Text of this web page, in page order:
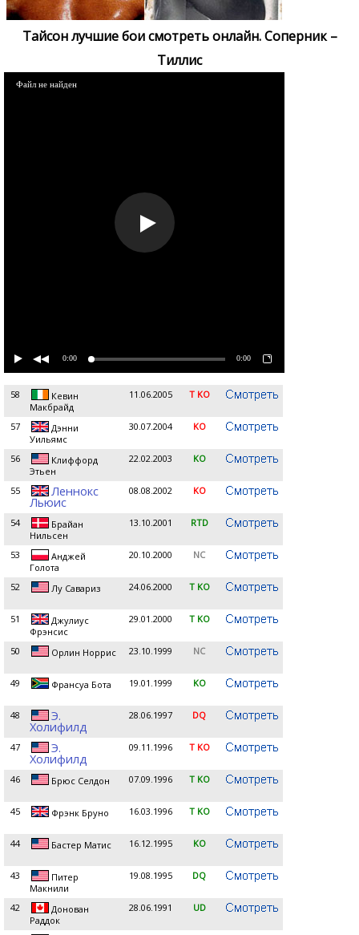
Тайсон лучшие бои смотреть онлайн. Соперник –
Тиллис
Файл не найден
0:00 0:00
58
Кевин
Макбрайд
11.06.2005 T KO
57
Дэнни
Уильямс
30.07.2004 KO
56
Клиффорд
Этьен
22.02.2003 KO
55 Леннокс
Льюис
08.08.2002 KO
54
Брайан
Нильсен
13.10.2001 RTD
53
Анджей
Голота
20.10.2000 NC
52 Лу Савариз 24.06.2000 T KO
51
Джулиус
Фрэнсис
29.01.2000 T KO
50 Орлин Норрис 23.10.1999 NC
49 Франсуа Бота 19.01.1999 KO
48 Э.
Холифилд
28.06.1997 DQ
47 Э.
Холифилд
09.11.1996 T KO
46 Брюс Селдон 07.09.1996 T KO
45 Фрэнк Бруно 16.03.1996 T KO
44 Бастер Матис 16.12.1995 KO
43
Питер
Макнили
19.08.1995 DQ
42
Донован
Раддок
28.06.1991 UD